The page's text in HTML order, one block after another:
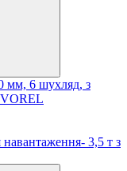
мм, 6 шухляд, з
VOREL